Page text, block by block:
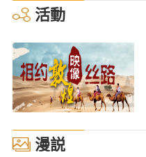
活動
漫説